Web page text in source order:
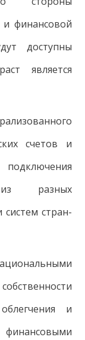
и финансовой
доступны
является
счетов и
разных
систем стран-
и